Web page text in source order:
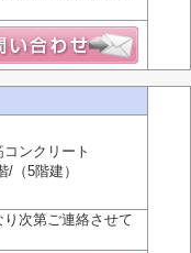
コンクリート
/（5階建）
次第ご連絡させて